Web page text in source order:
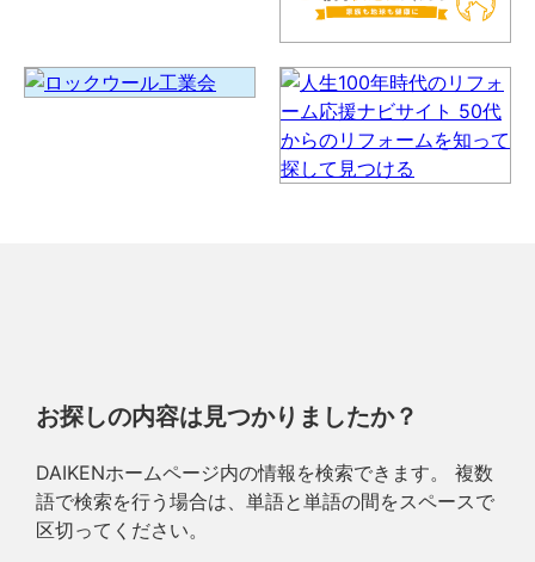
お探しの内容は見つかりましたか？
DAIKENホームページ内の情報を検索できます。 複数
語で検索を行う場合は、単語と単語の間をスペースで
区切ってください。